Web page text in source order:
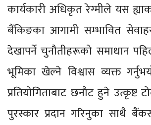
कार्यकारी अधिकृत रेग्मीले यस
बैंकिङका आगामी सम्भावित
देखापर्ने चुनौतीहरूको समाधान
भूमिका खेल्ने विश्वास व्यक्त
प्रतियोगिताबाट छनौट हुने उत्कृष्ट
पुरस्कार प्रदान गरिनुका साथै